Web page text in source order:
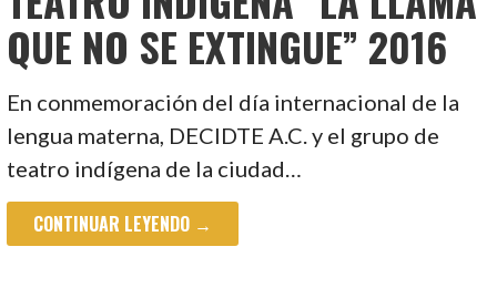
QUE NO SE EXTINGUE” 2016
En conmemoración del día internacional de la
lengua materna, DECIDTE A.C. y el grupo de
teatro indígena de la ciudad…
CONTINUAR LEYENDO →